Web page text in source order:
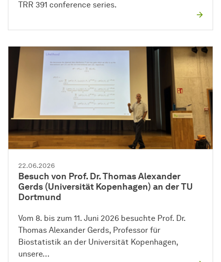
TRR 391 conference series.
22.06.2026
Besuch von Prof. Dr. Thomas Alexander
Gerds (Universität Kopenhagen) an der TU
Dortmund
Vom 8. bis zum 11. Juni 2026 besuchte Prof. Dr.
Thomas Alexander Gerds, Professor für
Biostatistik an der Universität Kopenhagen,
unsere…